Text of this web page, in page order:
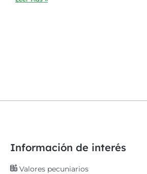
Información de interés
Valores pecuniarios